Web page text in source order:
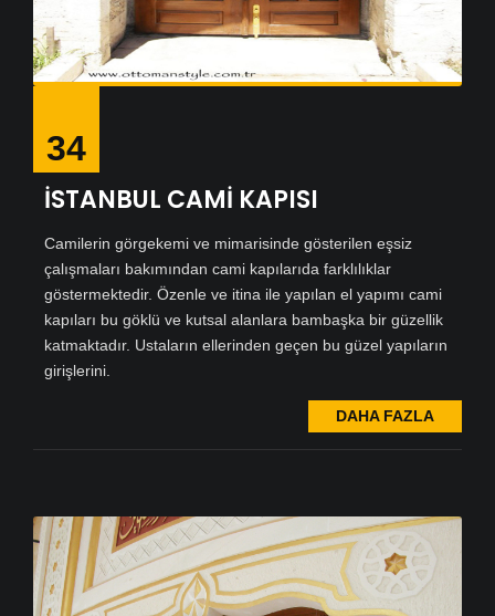
34
İSTANBUL CAMİ KAPISI
Camilerin görgekemi ve mimarisinde gösterilen eşsiz
çalışmaları bakımından cami kapılarıda farklılıklar
göstermektedir. Özenle ve itina ile yapılan el yapımı cami
kapıları bu göklü ve kutsal alanlara bambaşka bir güzellik
katmaktadır. Ustaların ellerinden geçen bu güzel yapıların
girişlerini.
DAHA FAZLA